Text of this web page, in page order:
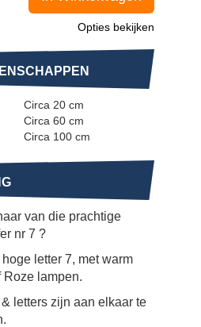
Opties bekijken
Circa 20 cm
Circa 60 cm
Circa 100 cm
van die prachtige
nr 7 ?
letter 7, met warm
Roze lampen.
letters zijn aan elkaar te